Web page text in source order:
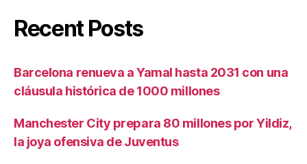
Recent Posts
Barcelona renueva a Yamal hasta 2031 con una
cláusula histórica de 1000 millones
Manchester City prepara 80 millones por Yildiz,
la joya ofensiva de Juventus